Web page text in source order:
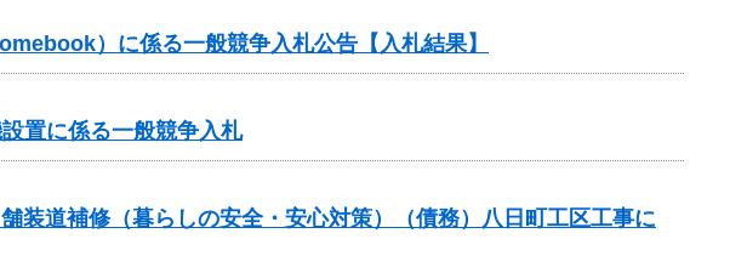
）に係る一般競争入札公告【入札結果】
置に係る一般競争入札
道補修（暮らしの安全・安心対策）（債務）八日町工区工事に